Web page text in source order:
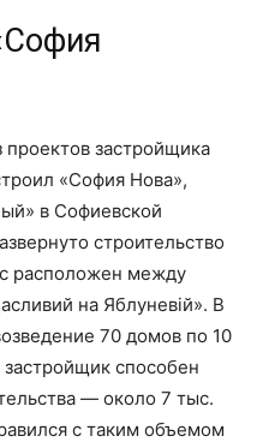
застройщика
«София Нова»,
в Софиевской
строительство
расположен между
на Яблуневій». В
70 домов по 10
способен
— около 7 тыс.
с таким объемом